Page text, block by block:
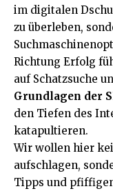
im digitalen
zu überleben,
Richtung Erfolg
auf Schatzsuche
Grundlagen der
den Tiefen des
katapultieren.
Wir wollen hier
aufschlagen,
Tipps und